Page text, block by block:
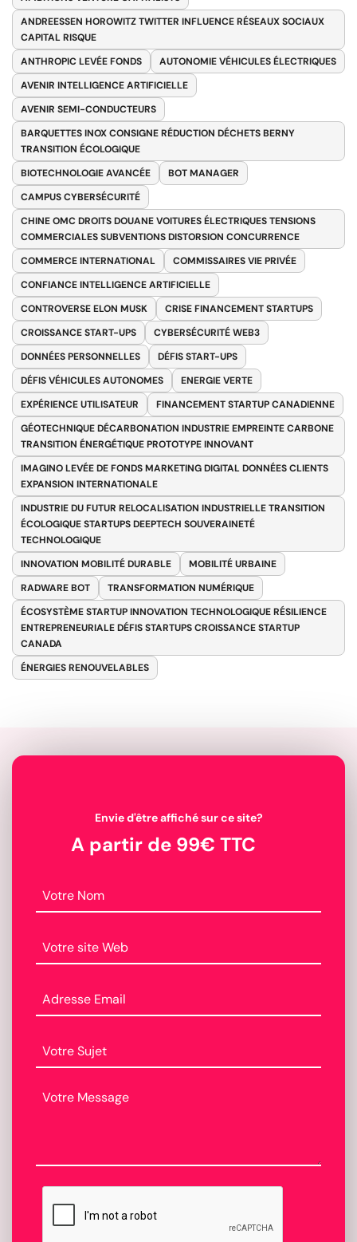
ANDREESSEN HOROWITZ TWITTER INFLUENCE RÉSEAUX SOCIAUX
CAPITAL RISQUE
ANTHROPIC LEVÉE FONDS
AUTONOMIE VÉHICULES ÉLECTRIQUES
AVENIR INTELLIGENCE ARTIFICIELLE
AVENIR SEMI-CONDUCTEURS
BARQUETTES INOX CONSIGNE RÉDUCTION DÉCHETS BERNY
TRANSITION ÉCOLOGIQUE
BIOTECHNOLOGIE AVANCÉE
BOT MANAGER
CAMPUS CYBERSÉCURITÉ
CHINE OMC DROITS DOUANE VOITURES ÉLECTRIQUES TENSIONS
COMMERCIALES SUBVENTIONS DISTORSION CONCURRENCE
COMMERCE INTERNATIONAL
COMMISSAIRES VIE PRIVÉE
CONFIANCE INTELLIGENCE ARTIFICIELLE
CONTROVERSE ELON MUSK
CRISE FINANCEMENT STARTUPS
CROISSANCE START-UPS
CYBERSÉCURITÉ WEB3
DONNÉES PERSONNELLES
DÉFIS START-UPS
DÉFIS VÉHICULES AUTONOMES
ENERGIE VERTE
EXPÉRIENCE UTILISATEUR
FINANCEMENT STARTUP CANADIENNE
GÉOTECHNIQUE DÉCARBONATION INDUSTRIE EMPREINTE CARBONE
TRANSITION ÉNERGÉTIQUE PROTOTYPE INNOVANT
IMAGINO LEVÉE DE FONDS MARKETING DIGITAL DONNÉES CLIENTS
EXPANSION INTERNATIONALE
INDUSTRIE DU FUTUR RELOCALISATION INDUSTRIELLE TRANSITION
ÉCOLOGIQUE STARTUPS DEEPTECH SOUVERAINETÉ
TECHNOLOGIQUE
INNOVATION MOBILITÉ DURABLE
MOBILITÉ URBAINE
RADWARE BOT
TRANSFORMATION NUMÉRIQUE
ÉCOSYSTÈME STARTUP INNOVATION TECHNOLOGIQUE RÉSILIENCE
ENTREPRENEURIALE DÉFIS STARTUPS CROISSANCE STARTUP
CANADA
ÉNERGIES RENOUVELABLES
Envie d'être affiché sur ce site?
A partir de 99€ TTC